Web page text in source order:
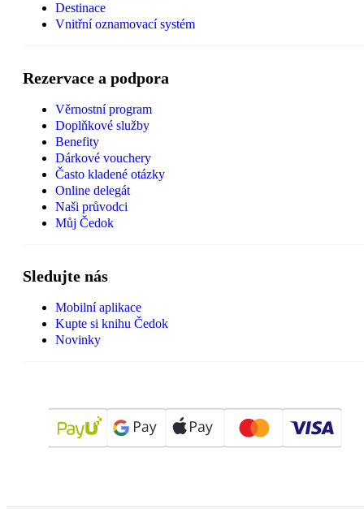
Destinace
Vnitřní oznamovací systém
Rezervace a podpora
Věrnostní program
Doplňkové služby
Benefity
Dárkové vouchery
Často kladené otázky
Online delegát
Naši průvodci
Můj Čedok
Sledujte nás
Mobilní aplikace
Kupte si knihu Čedok
Novinky